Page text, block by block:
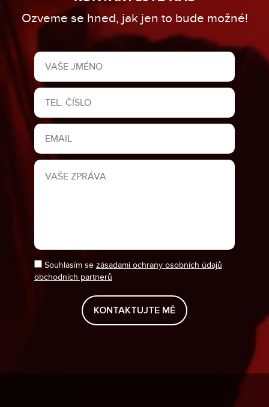
Ozveme se hned, jak jen to bude možné!
Souhlasím se zásadami ochrany osobních údajů
obchodních partnerů